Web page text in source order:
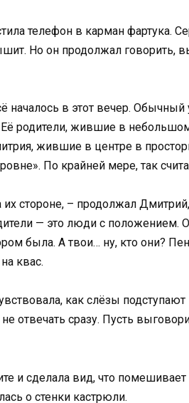
телефон в карман фартука.
Но он продолжал говорить,
началось в этот вечер.
родители, жившие в
жившие в центре в
По крайней мере, так
стороне, – продолжал
— это люди с положением.
была. А твои… ну, кто они?
квас.
как слёзы
отвечать сразу. Пусть
и сделала вид, что
о стенки кастрюли.